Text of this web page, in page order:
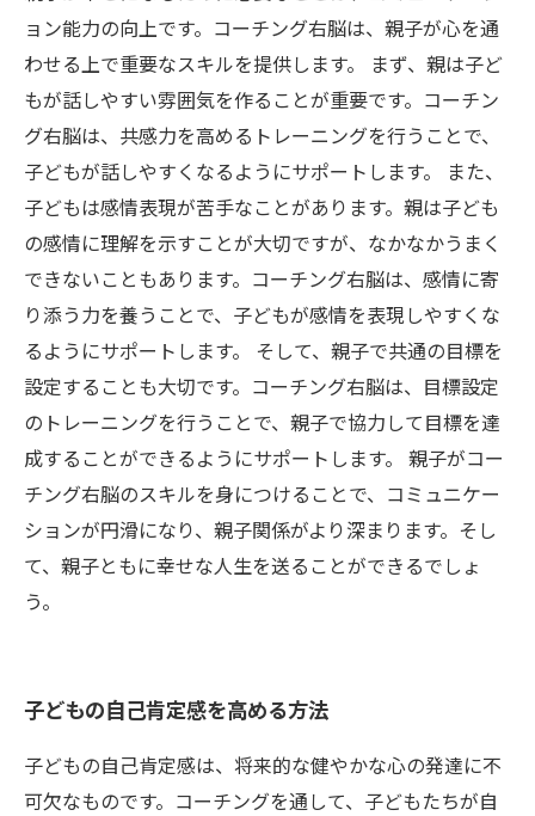
ョン能力の向上です。コーチング右脳は、親子が心を通
わせる上で重要なスキルを提供します。 まず、親は子ど
もが話しやすい雰囲気を作ることが重要です。コーチン
グ右脳は、共感力を高めるトレーニングを行うことで、
子どもが話しやすくなるようにサポートします。 また、
子どもは感情表現が苦手なことがあります。親は子ども
の感情に理解を示すことが大切ですが、なかなかうまく
できないこともあります。コーチング右脳は、感情に寄
り添う力を養うことで、子どもが感情を表現しやすくな
るようにサポートします。 そして、親子で共通の目標を
設定することも大切です。コーチング右脳は、目標設定
のトレーニングを行うことで、親子で協力して目標を達
成することができるようにサポートします。 親子がコー
チング右脳のスキルを身につけることで、コミュニケー
ションが円滑になり、親子関係がより深まります。そし
て、親子ともに幸せな人生を送ることができるでしょ
う。
子どもの自己肯定感を高める方法
子どもの自己肯定感は、将来的な健やかな心の発達に不
可欠なものです。コーチングを通して、子どもたちが自